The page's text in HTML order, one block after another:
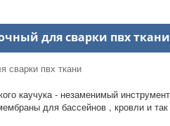
для сварки пвх ткани
каучука - незаменимый
для бассейнов , кровли и